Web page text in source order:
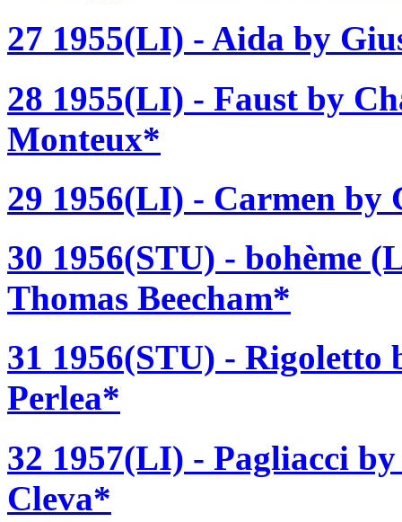
27 1955(LI) - Aida by
28 1955(LI) - Faust by
Monteux*
29 1956(LI) - Carmen by
30 1956(STU) - bohème
Thomas Beecham*
31 1956(STU) - Rigoletto
Perlea*
32 1957(LI) - Pagliacci
Cleva*